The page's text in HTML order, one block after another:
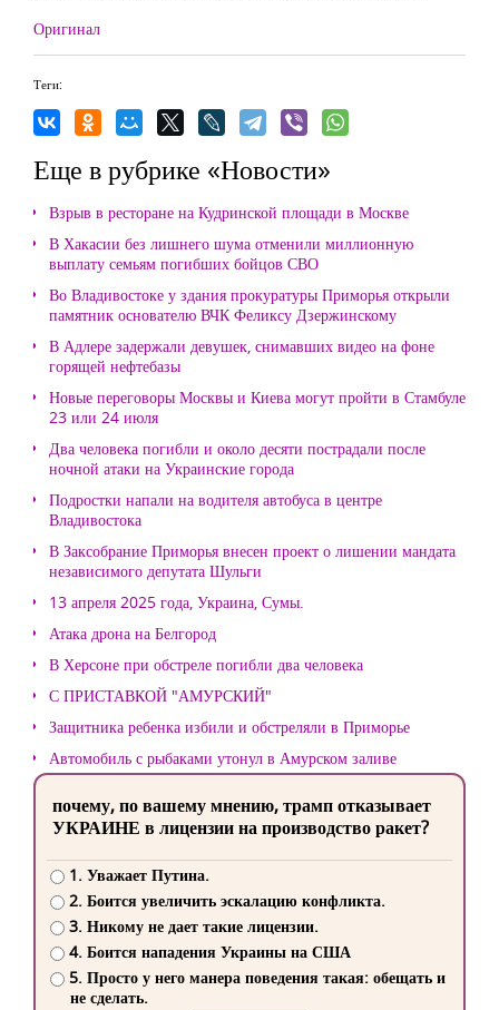
Оригинал
Теги:
Еще в рубрике «Новости»
Взрыв в ресторане на Кудринской площади в Москве
В Хакасии без лишнего шума отменили миллионную
выплату семьям погибших бойцов СВО
Во Владивостоке у здания прокуратуры Приморья открыли
памятник основателю ВЧК Феликсу Дзержинскому
В Адлере задержали девушек, снимавших видео на фоне
горящей нефтебазы
Новые переговоры Москвы и Киева могут пройти в Стамбуле
23 или 24 июля
Два человека погибли и около десяти пострадали после
ночной атаки на Украинские города
Подростки напали на водителя автобуса в центре
Владивостока
В Заксобрание Приморья внесен проект о лишении мандата
независимого депутата Шульги
13 апреля 2025 года, Украина, Сумы.
Атака дрона на Белгород
В Херсоне при обстреле погибли два человека
С ПРИСТАВКОЙ "АМУРСКИЙ"
Защитника ребенка избили и обстреляли в Приморье
Автомобиль с рыбаками утонул в Амурском заливе
почему, по вашему мнению, трамп отказывает
УКРАИНЕ в лицензии на производство ракет?
1. Уважает Путина.
2. Боится увеличить эскалацию конфликта.
3. Никому не дает такие лицензии.
4. Боится нападения Украины на США
5. Просто у него манера поведения такая: обещать и
не сделать.